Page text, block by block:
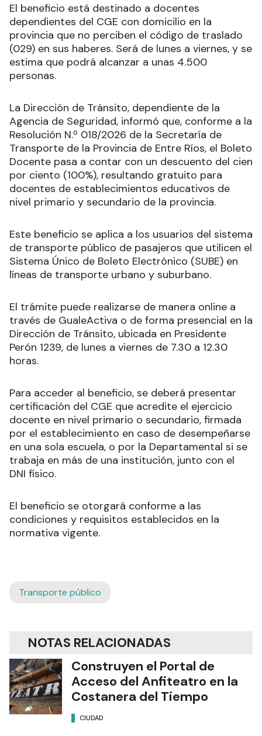
El beneficio está destinado a docentes
dependientes del CGE con domicilio en la
provincia que no perciben el código de traslado
(029) en sus haberes. Será de lunes a viernes, y se
estima que podrá alcanzar a unas 4.500
personas.
La Dirección de Tránsito, dependiente de la
Agencia de Seguridad, informó que, conforme a la
Resolución N.º 018/2026 de la Secretaría de
Transporte de la Provincia de Entre Ríos, el Boleto
Docente pasa a contar con un descuento del cien
por ciento (100%), resultando gratuito para
docentes de establecimientos educativos de
nivel primario y secundario de la provincia.
Este beneficio se aplica a los usuarios del sistema
de transporte público de pasajeros que utilicen el
Sistema Único de Boleto Electrónico (SUBE) en
líneas de transporte urbano y suburbano.
El trámite puede realizarse de manera online a
través de GualeActiva o de forma presencial en la
Dirección de Tránsito, ubicada en Presidente
Perón 1239, de lunes a viernes de 7.30 a 12.30
horas.
Para acceder al beneficio, se deberá presentar
certificación del CGE que acredite el ejercicio
docente en nivel primario o secundario, firmada
por el establecimiento en caso de desempeñarse
en una sola escuela, o por la Departamental si se
trabaja en más de una institución, junto con el
DNI físico.
El beneficio se otorgará conforme a las
condiciones y requisitos establecidos en la
normativa vigente.
Transporte público
NOTAS RELACIONADAS
Construyen el Portal de
Acceso del Anfiteatro en la
Costanera del Tiempo
CIUDAD